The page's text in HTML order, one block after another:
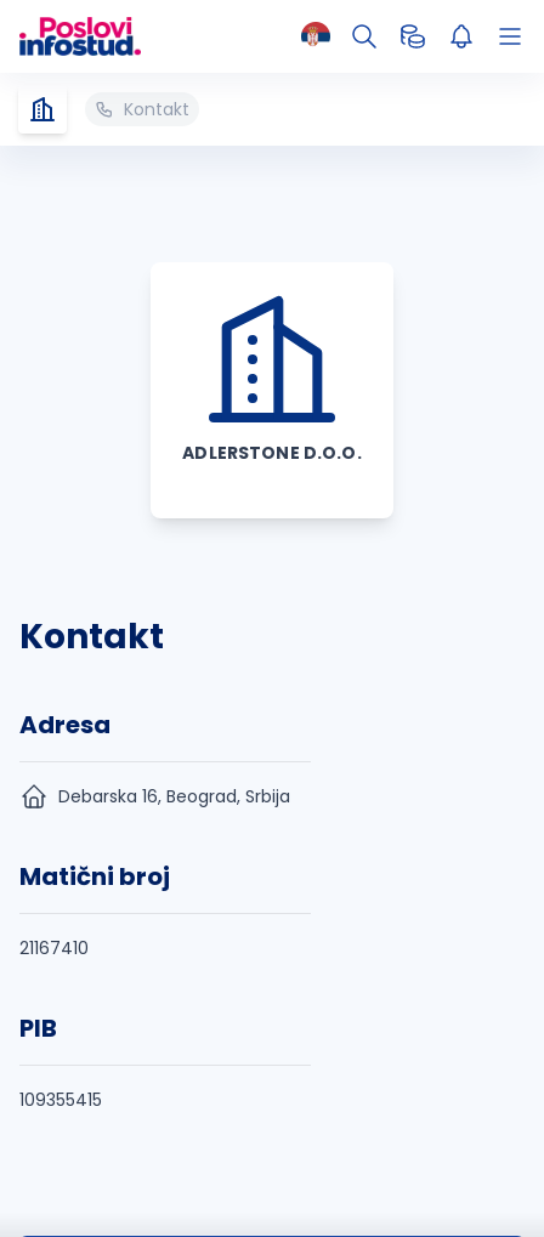
Kontakt
ADLERSTONE D.O.O.
Kontakt
Adresa
Debarska 16, Beograd, Srbija
Matični broj
21167410
PIB
109355415